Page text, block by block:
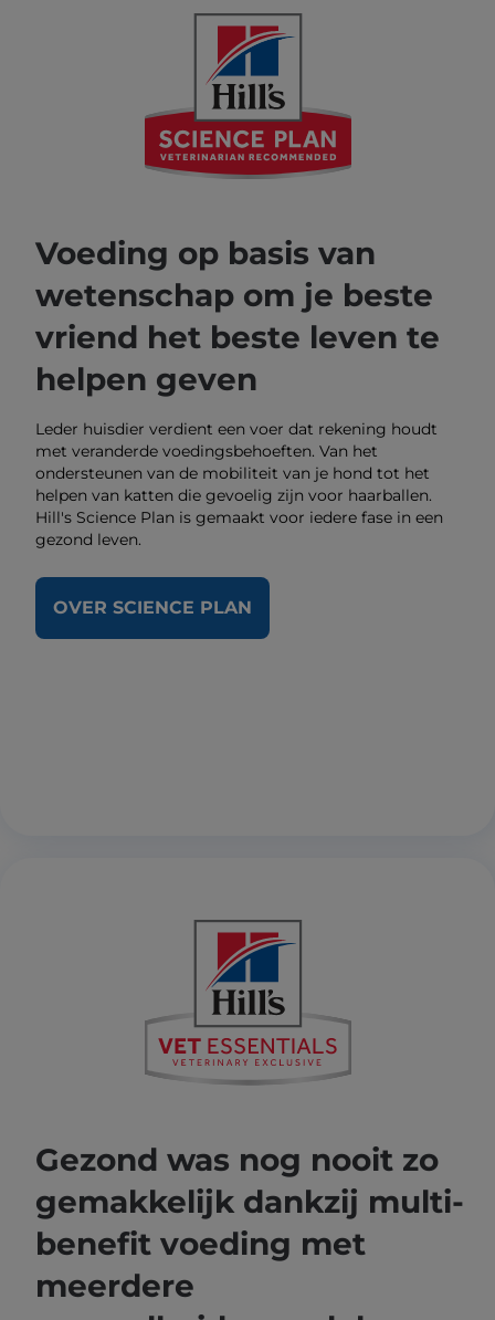
Voeding op basis van
wetenschap om je beste
vriend het beste leven te
helpen geven
Leder huisdier verdient een voer dat rekening houdt
met veranderde voedingsbehoeften. Van het
ondersteunen van de mobiliteit van je hond tot het
helpen van katten die gevoelig zijn voor haarballen.
Hill's Science Plan is gemaakt voor iedere fase in een
gezond leven.
OVER SCIENCE PLAN
Gezond was nog nooit zo
gemakkelijk dankzij multi-
benefit voeding met
meerdere